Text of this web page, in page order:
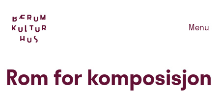
Menu
Rom for komposisjon